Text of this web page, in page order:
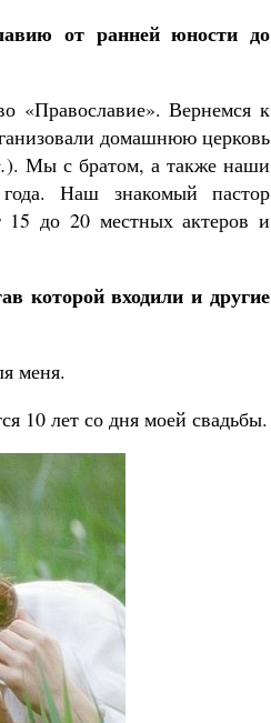
от ранней юности до
«Православие». Вернемся к
домашнюю церковь
). Мы с братом, а также наши
Наш знакомый пастор
до 20 местных актеров и
которой входили и другие
меня.
10 лет со дня моей свадьбы.